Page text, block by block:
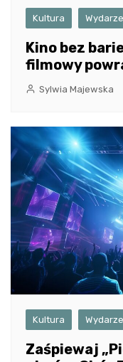
Kultura
Kino bez
filmowy
Sylwia Majewska
Kultura
Zaśpiewaj